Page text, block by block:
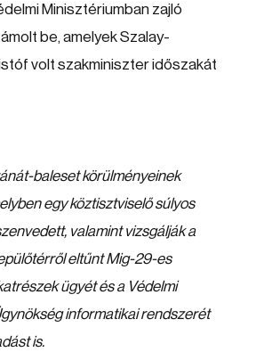
Minisztériumban zajló
be, amelyek Szalay-
volt szakminiszter időszakát
baleset körülményeinek
egy köztisztviselő súlyos
valamint vizsgálják a
eltűnt Mig-29-es
ügyét és a Védelmi
informatikai rendszerét
is.